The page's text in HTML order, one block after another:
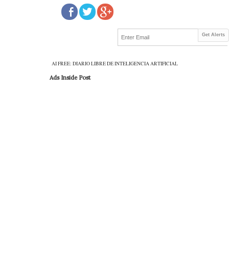
Get Alerts
AI FREE: DIARIO LIBRE DE INTELIGENCIA ARTIFICIAL
Ads Inside Post